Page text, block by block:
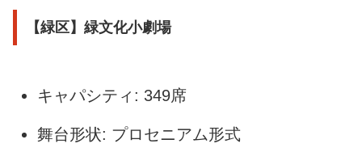
【緑区】緑文化小劇場
キャパシティ: 349席
舞台形状: プロセニアム形式